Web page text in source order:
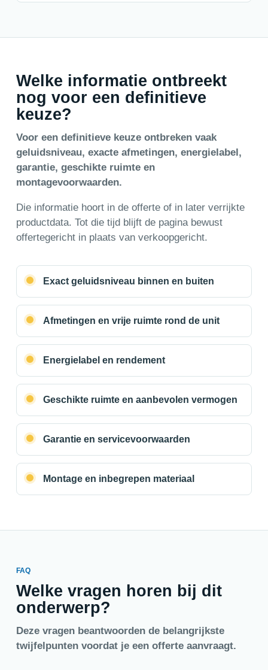
Welke informatie ontbreekt
nog voor een definitieve
keuze?
Voor een definitieve keuze ontbreken vaak
geluidsniveau, exacte afmetingen, energielabel,
garantie, geschikte ruimte en
montagevoorwaarden.
Die informatie hoort in de offerte of in later verrijkte
productdata. Tot die tijd blijft de pagina bewust
offertegericht in plaats van verkoopgericht.
Exact geluidsniveau binnen en buiten
Afmetingen en vrije ruimte rond de unit
Energielabel en rendement
Geschikte ruimte en aanbevolen vermogen
Garantie en servicevoorwaarden
Montage en inbegrepen materiaal
FAQ
Welke vragen horen bij dit
onderwerp?
Deze vragen beantwoorden de belangrijkste
twijfelpunten voordat je een offerte aanvraagt.